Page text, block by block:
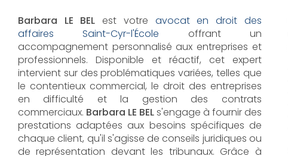
Barbara LE BEL est votre avocat en droit des
affaires Saint-Cyr-l'École offrant un
accompagnement personnalisé aux entreprises et
professionnels. Disponible et réactif, cet expert
intervient sur des problématiques variées, telles que
le contentieux commercial, le droit des entreprises
en difficulté et la gestion des contrats
commerciaux. Barbara LE BELs'engage à fournir des
prestations adaptées aux besoins spécifiques de
chaque client, qu'il s'agisse de conseils juridiques ou
de représentation devant les tribunaux. Grâce à